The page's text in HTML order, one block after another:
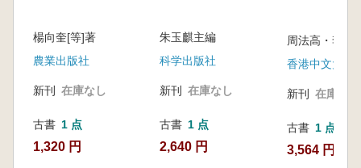
楊向奎[等]著
農業出版社
新刊 在庫なし
古書 1 点
1,320 円
朱玉麒主編
科学出版社
新刊 在庫なし
古書 1 点
2,640 円
周法高・李
香港中文大學
新刊 在庫なし
古書 1 点
3,564 円